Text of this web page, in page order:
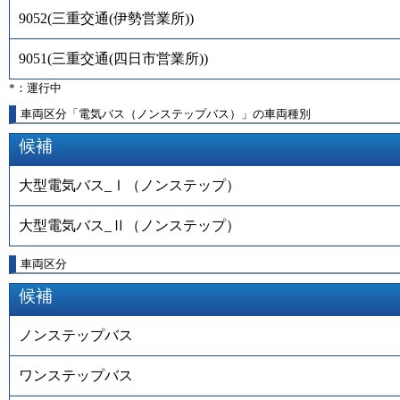
9052(三重交通(伊勢営業所))
9051(三重交通(四日市営業所))
*：運行中
車両区分「電気バス（ノンステップバス）」の車両種別
候補
大型電気バス_Ⅰ（ノンステップ）
大型電気バス_Ⅱ（ノンステップ）
車両区分
候補
ノンステップバス
ワンステップバス